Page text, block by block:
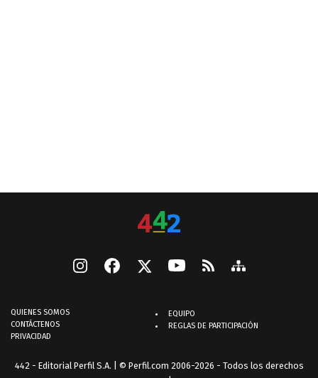
QUIENES SOMOS
CONTÁCTENOS
PRIVACIDAD
EQUIPO
REGLAS DE PARTICIPACIÓN
442 - Editorial Perfil S.A. | © Perfil.com 2006-2026 - Todos los derechos